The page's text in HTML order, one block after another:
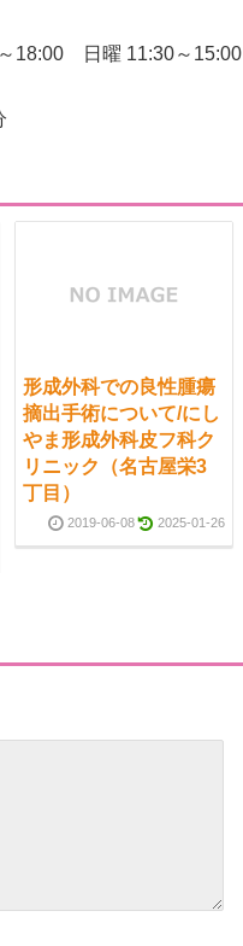
18:00 日曜 11:30～15:00
形成外科での良性腫瘍
摘出手術について/にし
やま形成外科皮フ科ク
リニック（名古屋栄3
丁目）
2019-06-08 2025-01-26